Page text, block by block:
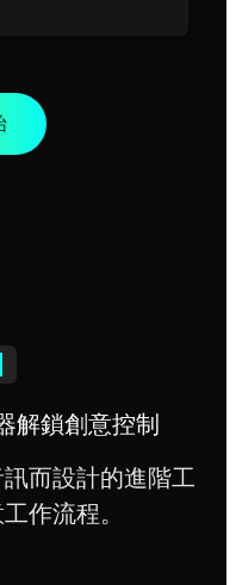
解鎖創意控制
而設計的進階工
作流程。